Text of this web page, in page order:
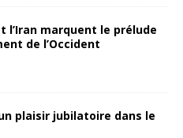
l’Iran marquent le prélude
de l’Occident
plaisir jubilatoire dans le